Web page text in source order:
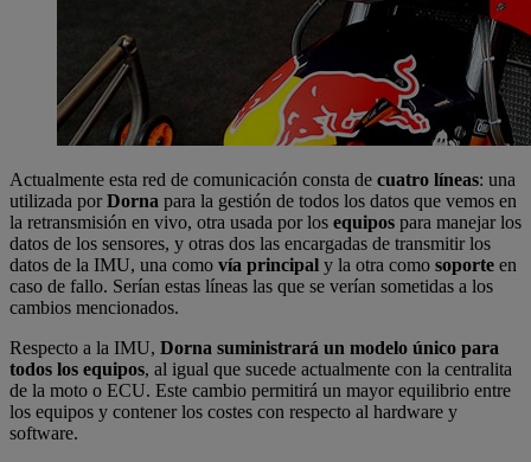
Actualmente esta red de comunicación consta de cuatro líneas: una
utilizada porDorna para la gestión de todos los datos que vemos en
la retransmisión en vivo, otra usada por los equipos para manejar los
datos de los sensores, y otras dos las encargadas de transmitir los
datos de la IMU, una como vía principal y la otra como soporte en
caso de fallo. Serían estas líneas las que se verían sometidas a los
cambios mencionados.
Respecto a la IMU, Dorna suministrará un modelo único para
todos los equipos, al igual que sucede actualmente con la centralita
de la moto o ECU. Este cambio permitirá un mayor equilibrio entre
los equipos y contener los costes con respecto al hardware y
software.